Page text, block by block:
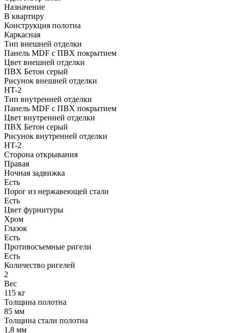
Назначение
В квартиру
Конструкция полотна
Каркасная
Тип внешней отделки
Панель MDF с ПВХ покрытием
Цвет внешней отделки
ПВХ Бетон серый
Рисунок внешней отделки
HT-2
Тип внутренней отделки
Панель MDF с ПВХ покрытием
Цвет внутренней отделки
ПВХ Бетон серый
Рисунок внутренней отделки
HT-2
Сторона открывания
Правая
Ночная задвижка
Есть
Порог из нержавеющей стали
Есть
Цвет фурнитуры
Хром
Глазок
Есть
Противосъемные ригели
Есть
Количество ригелей
2
Вес
115 кг
Толщина полотна
85 мм
Толщина стали полотна
1,8 мм